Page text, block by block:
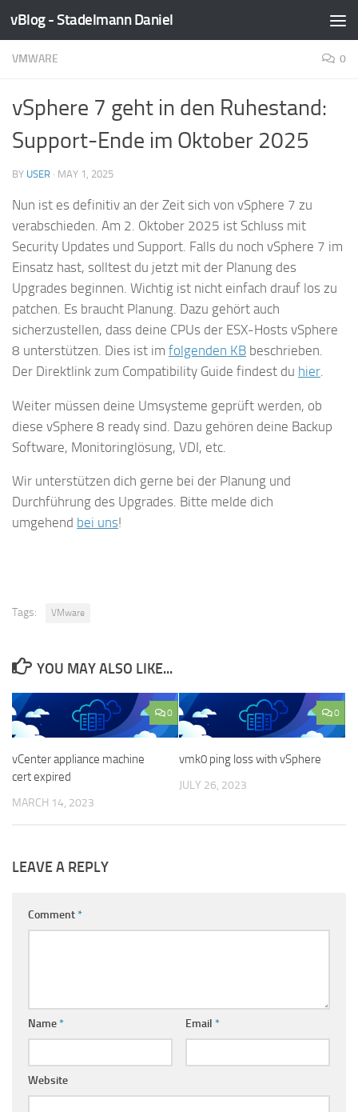
Skip to content
vBlog - Stadelmann Daniel
VMWARE 0
vSphere 7 geht in den Ruhestand:
Support-Ende im Oktober 2025
BY USER · MAY 1, 2025
Nun ist es definitiv an der Zeit sich von vSphere 7 zu
verabschieden. Am 2. Oktober 2025 ist Schluss mit
Security Updates und Support. Falls du noch vSphere 7 im
Einsatz hast, solltest du jetzt mit der Planung des
Upgrades beginnen. Wichtig ist nicht einfach drauf los zu
patchen. Es braucht Planung. Dazu gehört auch
sicherzustellen, dass deine CPUs der ESX-Hosts vSphere
8 unterstützen. Dies ist im folgenden KB beschrieben.
Der Direktlink zum Compatibility Guide findest du hier.
Weiter müssen deine Umsysteme geprüft werden, ob
diese vSphere 8 ready sind. Dazu gehören deine Backup
Software, Monitoringlösung, VDI, etc.
Wir unterstützen dich gerne bei der Planung und
Durchführung des Upgrades. Bitte melde dich
umgehend bei uns!
Tags: VMware
YOU MAY ALSO LIKE...
0
vCenter appliance machine
cert expired
MARCH 14, 2023
0
vmk0 ping loss with vSphere
JULY 26, 2023
LEAVE A REPLY
Comment*
Name* Email *
Website